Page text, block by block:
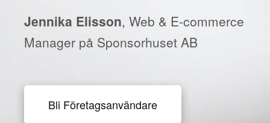
Jennika Elisson, Web & E-commerce
Manager på Sponsorhuset AB
Bli Företagsanvändare